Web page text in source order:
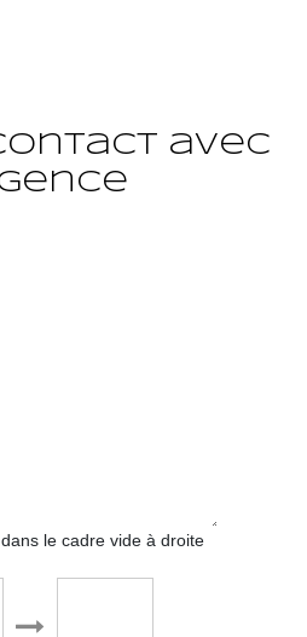
avec
le cadre vide à droite